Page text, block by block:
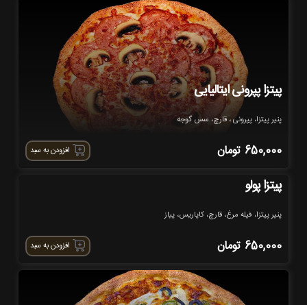
پیتزا پپرونی ایتالیایی
پنیر پیتزا، پپرونی ، قارچ، سس گوجه
650,000 تومان افزودن به سبد
پیتزا پولو
پنیر پیتزا، فیله مرغ، قارچ، کاپاریس، پیاز
650,000 تومان افزودن به سبد